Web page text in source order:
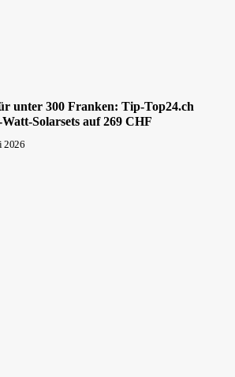
unter 300 Franken: Tip-Top24.ch
Solarsets auf 269 CHF
2026